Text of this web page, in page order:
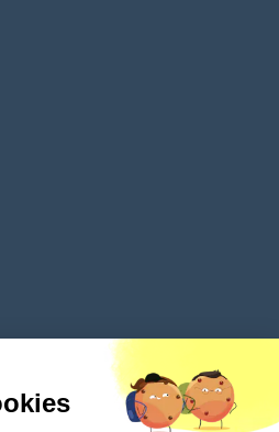
- Classic Parts Finder
Allgemeine Nutzungsbedingungen